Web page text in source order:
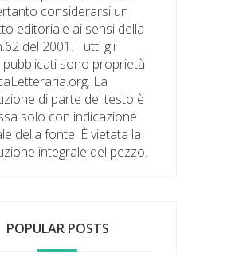
considerarsi un
editoriale ai sensi della
del 2001. Tutti gli
pubblicati sono proprietà
La
di parte del testo è
solo con indicazione
della fonte. È vietata la
integrale del pezzo.
POPULAR POSTS